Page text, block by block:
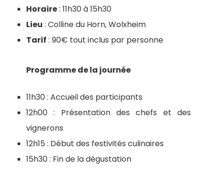
Horaire: 11h30 à 15h30
Lieu : Colline du Horn, Wolxheim
Tarif : 90€ tout inclus par personne
Programme de la journée
11h30 : Accueil des participants
12h00 : Présentation des chefs et des
vignerons
12h15 : Début des festivités culinaires
15h30 : Fin de la dégustation